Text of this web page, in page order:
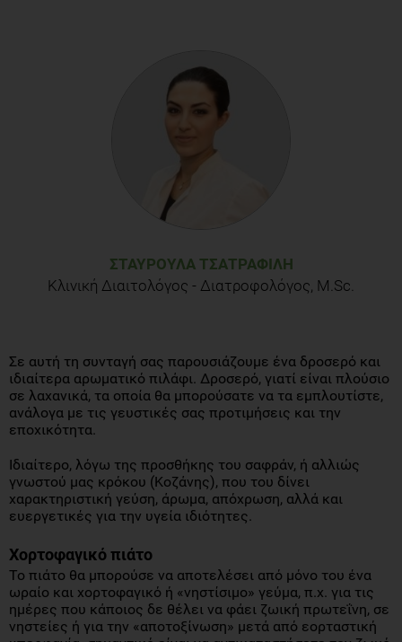
ΣΤΑΥΡΟΎΛΑ ΤΣΑΤΡΑΦΊΛΗ
Κλινική Διαιτολόγος - Διατροφολόγος, M.Sc.
Σε αυτή τη συνταγή σας παρουσιάζουμε ένα δροσερό και
ιδιαίτερα αρωματικό πιλάφι. Δροσερό, γιατί είναι πλούσιο
σε λαχανικά, τα οποία θα μπορούσατε να τα εμπλουτίστε,
ανάλογα με τις γευστικές σας προτιμήσεις και την
εποχικότητα.
Ιδιαίτερο, λόγω της προσθήκης του σαφράν, ή αλλιώς
γνωστού μας κρόκου (Κοζάνης), που του δίνει
χαρακτηριστική γεύση, άρωμα, απόχρωση, αλλά και
ευεργετικές για την υγεία ιδιότητες.
Χορτοφαγικό πιάτο
Το πιάτο θα μπορούσε να αποτελέσει από μόνο του ένα
ωραίο και χορτοφαγικό ή «νηστίσιμο» γεύμα, π.χ. για τις
ημέρες που κάποιος δε θέλει να φάει ζωική πρωτεΐνη, σε
νηστείες ή για την «αποτοξίνωση» μετά από εορταστική